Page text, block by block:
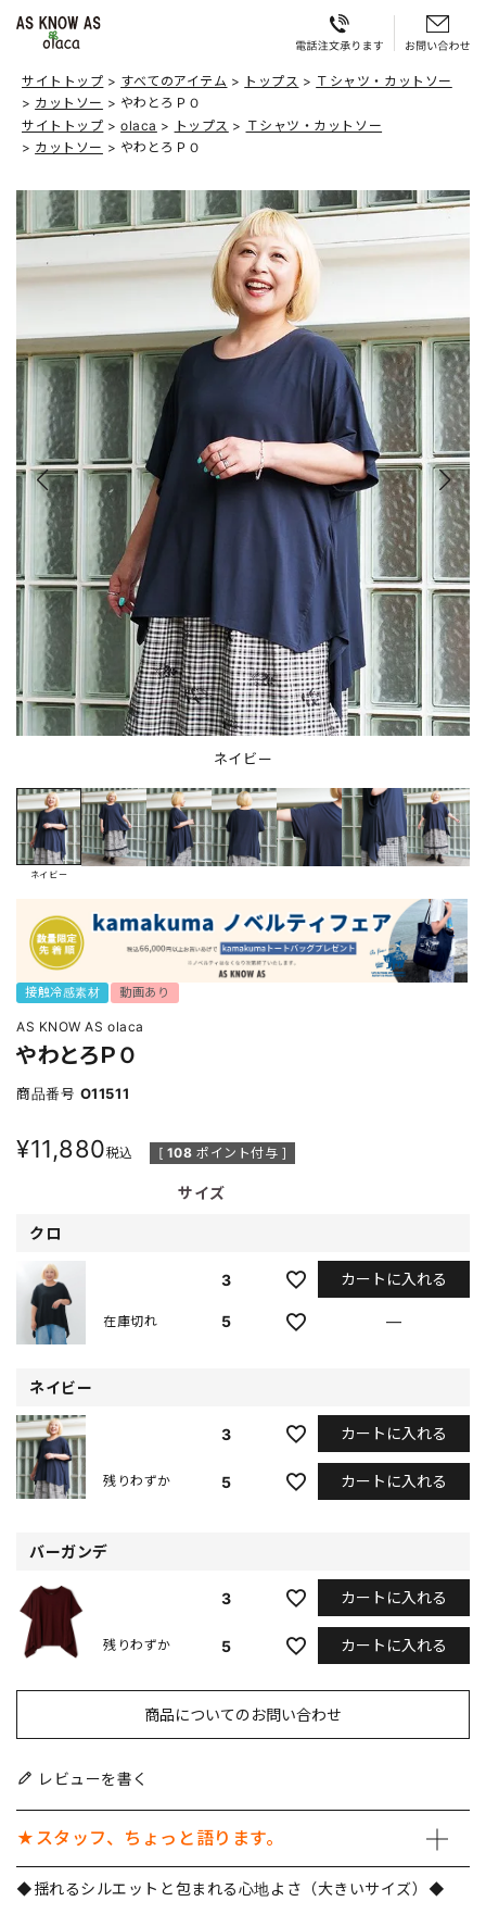
サイトトップ すべてのアイテム トップス
Ｔシャツ・カットソー
カットソー
やわとろＰＯ
サイトトップ
olaca トップス
Ｔシャツ・カットソー
カットソー
やわとろＰＯ
ネイビー
ネイビー
接触冷感素材 動画あり
AS KNOW AS olaca
やわとろＰＯ
商品番号 O11511
¥11,880税込 [ 108 ポイント付与 ]
サイズ
クロ
3 カートに入れる
5
在庫切れ —
ネイビー
3 カートに入れる
5
残りわずか カートに入れる
バーガンデ
3 カートに入れる
5
残りわずか カートに入れる
商品についてのお問い合わせ
レビューを書く
★スタッフ、ちょっと語ります。
◆揺れるシルエットと包まれる心地よさ（大きいサイズ）◆